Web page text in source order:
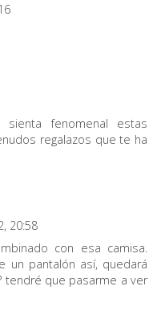
fenomenal estas
regalazos que te ha
20:58
con esa camisa.
un pantalón así, quedará
tendré que pasarme a ver